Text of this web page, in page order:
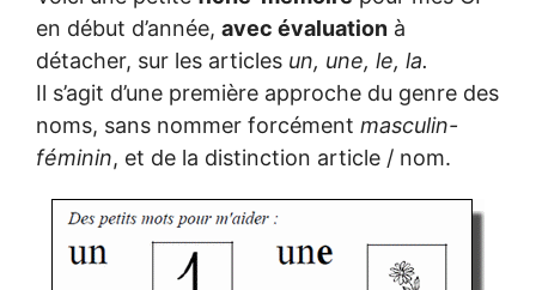
en début d’année, avec évaluation à
détacher, sur les articles un, une, le, la.
Il s’agit d’une première approche du genre des
noms, sans nommer forcément masculin-
féminin, et de la distinction article / nom.